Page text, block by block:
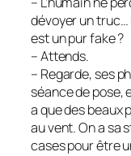
dévoyer un truc…
est un pur fake ?
– Attends.
– Regarde, ses
séance de pose,
a que des beaux
au vent. On a sa
cases pour être